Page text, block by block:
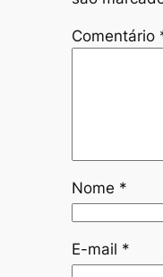
Comentário
Nome *
E-mail *